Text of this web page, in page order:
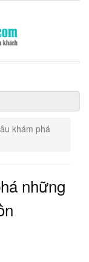
khám phá
những